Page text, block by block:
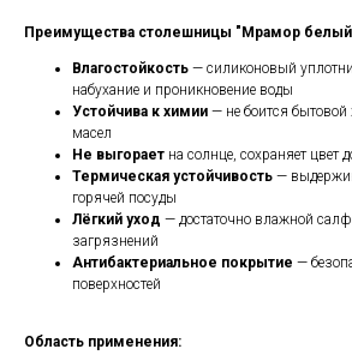
Преимущества столешницы "Мрамор
Влагостойкость — силиконовый
набухание и проникновение воды
Устойчива к химии — не боится
масел
Не выгорает на солнце, сохраняет цвет
Термическая устойчивость —
горячей посуды
Лёгкий уход — достаточно влажной
загрязнений
Антибактериальное покрытие —
поверхностей
Область применения: